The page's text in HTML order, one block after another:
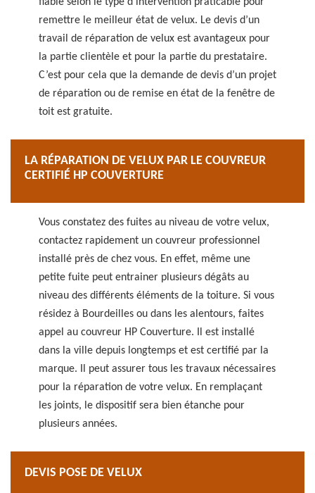
remettre le meilleur état de velux. Le devis d’un
travail de réparation de velux est avantageux pour
la partie clientèle et pour la partie du prestataire.
C’est pour cela que la demande de devis d’un projet
de réparation ou de remise en état de la fenêtre de
toit est gratuite.
LA RÉPARATION DE VELUX PAR LE COUVREUR
CERTIFIÉ HP COUVERTURE
Vous constatez des fuites au niveau de votre velux,
contactez rapidement un couvreur professionnel
installé près de chez vous. En effet, même une
petite fuite peut entrainer plusieurs dégâts au
niveau des différents éléments de la toiture. Si vous
résidez à Bourdeilles ou dans les alentours, faites
appel au couvreur HP Couverture. Il est installé
dans la ville depuis longtemps et est certifié par la
marque. Il peut assurer tous les travaux nécessaires
pour la réparation de votre velux. En remplaçant
les joints, le dispositif sera bien étanche pour
plusieurs années.
DEVIS POSE DE VELUX